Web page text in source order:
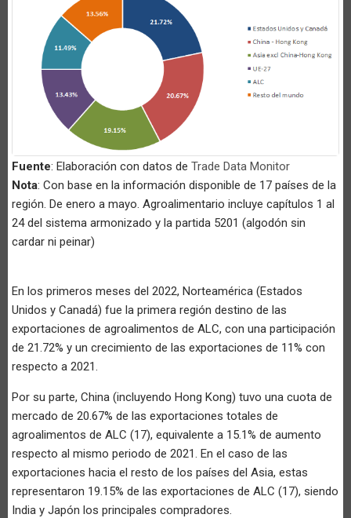
Fuente: Elaboración con datos de Trade Data Monitor
Nota: Con base en la información disponible de 17 países de la
región. De enero a mayo. Agroalimentario incluye capítulos 1 al
24 del sistema armonizado y la partida 5201 (algodón sin
cardar ni peinar)
En los primeros meses del 2022, Norteamérica (Estados
Unidos y Canadá) fue la primera región destino de las
exportaciones de agroalimentos de ALC, con una participación
de 21.72% y un crecimiento de las exportaciones de 11% con
respecto a 2021.
Por su parte, China (incluyendo Hong Kong) tuvo una cuota de
mercado de 20.67% de las exportaciones totales de
agroalimentos de ALC (17), equivalente a 15.1% de aumento
respecto al mismo periodo de 2021. En el caso de las
exportaciones hacia el resto de los países del Asia, estas
representaron 19.15% de las exportaciones de ALC (17), siendo
India y Japón los principales compradores.